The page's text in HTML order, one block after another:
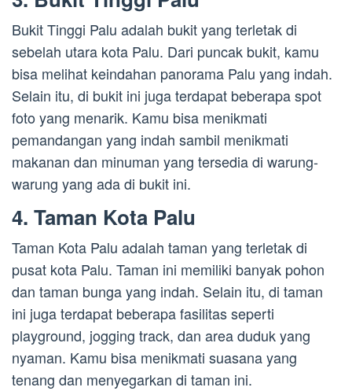
Bukit Tinggi Palu adalah bukit yang terletak di
sebelah utara kota Palu. Dari puncak bukit, kamu
bisa melihat keindahan panorama Palu yang indah.
Selain itu, di bukit ini juga terdapat beberapa spot
foto yang menarik. Kamu bisa menikmati
pemandangan yang indah sambil menikmati
makanan dan minuman yang tersedia di warung-
warung yang ada di bukit ini.
4. Taman Kota Palu
Taman Kota Palu adalah taman yang terletak di
pusat kota Palu. Taman ini memiliki banyak pohon
dan taman bunga yang indah. Selain itu, di taman
ini juga terdapat beberapa fasilitas seperti
playground, jogging track, dan area duduk yang
nyaman. Kamu bisa menikmati suasana yang
tenang dan menyegarkan di taman ini.